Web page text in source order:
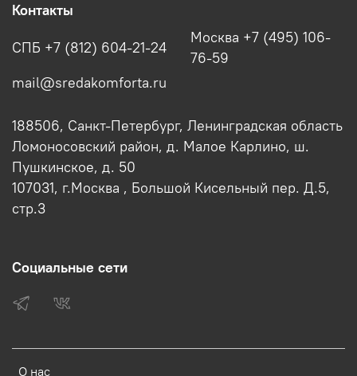
О нас
Контакты
СПБ +7 (812) 604-21-24
Москва +7 (495) 106-
76-59
mail@sredakomforta.ru
188506, Санкт-Петербург, Ленинградская область
Ломоносовский район, д. Малое Карлино, ш.
Пушкинское, д. 50
107031, г.Москва , Большой Кисельный пер. Д.5,
стр.3
Социальные сети